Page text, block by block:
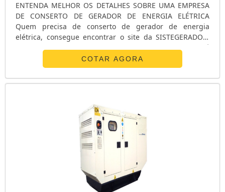
ENTENDA MELHOR OS DETALHES SOBRE UMA EMPRESA
DE CONSERTO DE GERADOR DE ENERGIA ELÉTRICA
Quem precisa de conserto de gerador de energia
elétrica, consegue encontrar o site da SISTEGERADOR.
Com grande expressão de mercado quando o assunto é
controlador para geradores e venda de geradores,
visando sempre a qualidade final para obter a fidelização
do cliente. Focando na qualidade sobre conserto de
importantes que ficam de fora no planejamento de
organizações que não trabalham com seriedade e
uma cotação agora mesmo com nossa equipe para um
atendimento personalizado sobre conserto de gerador
de energia elétrica. Nosso quadro de funcionários é
formado por profissionais atenciosos com as solicitações
dos clientes, esperamos o seu contato para tirar todas as
COTAR AGORA